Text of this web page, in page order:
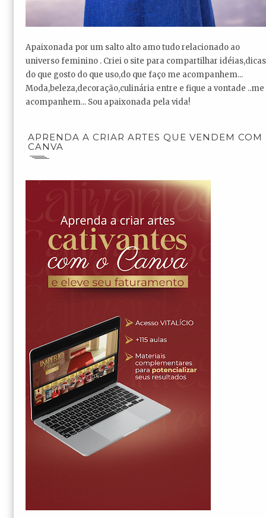
Apaixonada por um salto alto amo tudo relacionado ao
universo feminino . Criei o site para compartilhar idéias,dicas
do que gosto do que uso,do que faço me acompanhem...
Moda,beleza,decoração,culinária entre e fique a vontade ..me
acompanhem... Sou apaixonada pela vida!
APRENDA A CRIAR ARTES QUE VENDEM COM
CANVA